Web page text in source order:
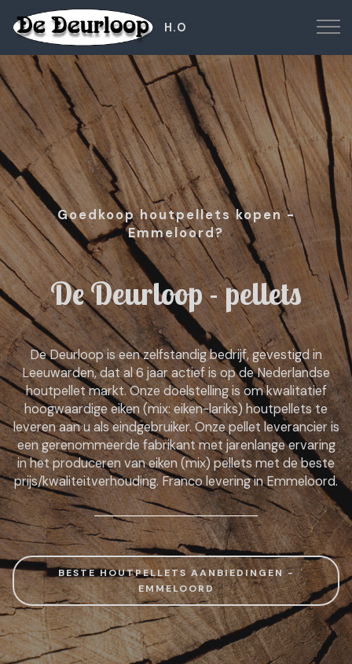
H.O
Goedkoop houtpellets kopen -
Emmeloord?
De Deurloop - pellets
De Deurloop is een zelfstandig bedrijf, gevestigd in
Leeuwarden, dat al 6 jaar actief is op de Nederlandse
houtpellet markt. Onze doelstelling is om kwalitatief
hoogwaardige eiken (mix: eiken-lariks) houtpellets te
leveren aan u als eindgebruiker. Onze pellet leverancier is
een gerenommeerde fabrikant met jarenlange ervaring
in het produceren van eiken (mix) pellets met de beste
prijs/kwaliteitverhouding. Franco levering in Emmeloord.
BESTE HOUTPELLETS AANBIEDINGEN -
EMMELOORD